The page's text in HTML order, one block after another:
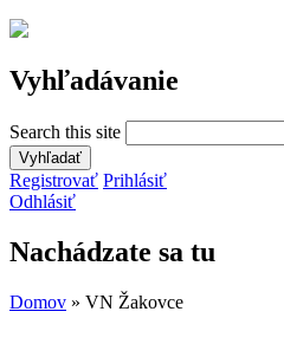
Vyhľadávanie
Search this site
Registrovať Prihlásiť
Odhlásiť
Nachádzate sa tu
Domov » VN Žakovce